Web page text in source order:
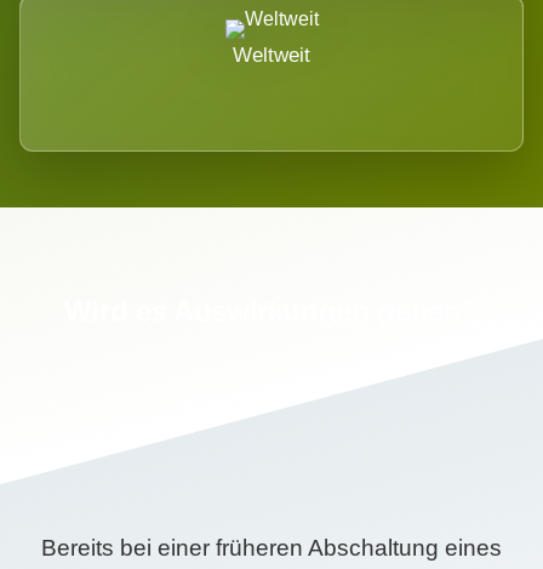
Weltweit
Bereits bei einer früheren Abschaltung eines